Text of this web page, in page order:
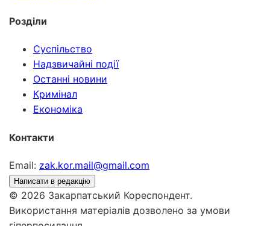
Розділи
Суспільство
Надзвичайні події
Останні новини
Кримінал
Економіка
Контакти
Email: zak.kor.mail@gmail.com
Написати в редакцію
© 2026 Закарпатський Кореспондент.
Використання матеріалів дозволено за умови